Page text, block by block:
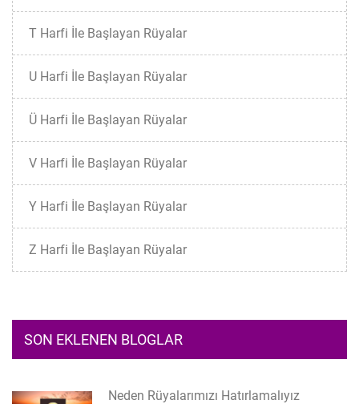
T Harfi İle Başlayan Rüyalar
U Harfi İle Başlayan Rüyalar
Ü Harfi İle Başlayan Rüyalar
V Harfi İle Başlayan Rüyalar
Y Harfi İle Başlayan Rüyalar
Z Harfi İle Başlayan Rüyalar
SON EKLENEN BLOGLAR
Neden Rüyalarımızı Hatırlamalıyız